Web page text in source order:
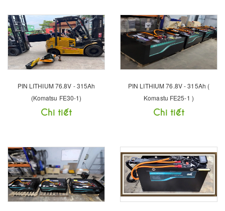
PIN LITHIUM 76.8V - 315Ah
(Komatsu FE30-1)
Chi tiết
PIN LITHIUM 76.8V - 315Ah (
Komastu FE25-1 )
Chi tiết